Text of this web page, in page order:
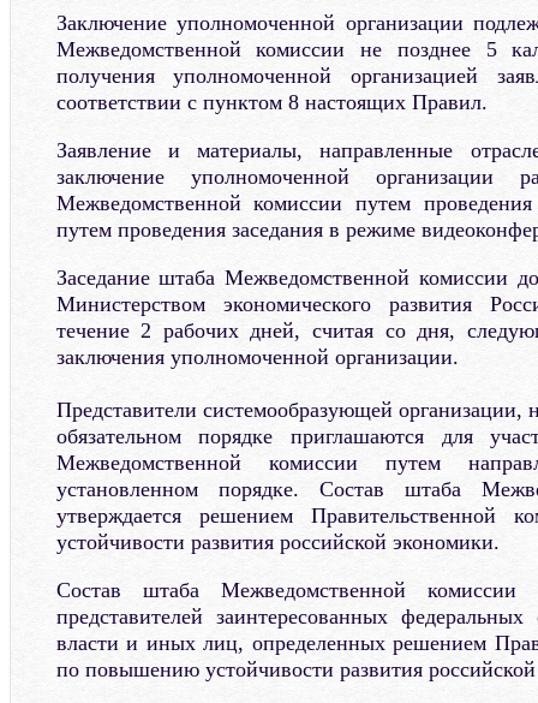
Заключение уполномоченной организации
Межведомственной комиссии не позднее 5
получения уполномоченной организацией
соответствии с пунктом 8 настоящих Правил.
Заявление и материалы, направленные
заключение уполномоченной организации
Межведомственной комиссии путем
путем проведения заседания в режиме
Заседание штаба Межведомственной комиссии
Министерством экономического развития
течение 2 рабочих дней, считая со дня,
заключения уполномоченной организации.
Представители системообразующей организации,
обязательном порядке приглашаются для
Межведомственной комиссии путем
установленном порядке. Состав штаба
утверждается решением Правительственной
устойчивости развития российской экономики.
Состав штаба Межведомственной комиссии
представителей заинтересованных
власти и иных лиц, определенных решением
по повышению устойчивости развития